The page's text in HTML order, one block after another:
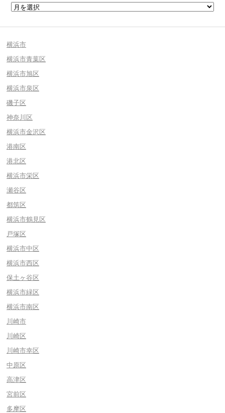
横浜市
横浜市青葉区
横浜市旭区
横浜市泉区
磯子区
神奈川区
横浜市金沢区
港南区
港北区
横浜市栄区
瀬谷区
都筑区
横浜市鶴見区
戸塚区
横浜市中区
横浜市西区
保土ヶ谷区
横浜市緑区
横浜市南区
川崎市
川崎区
川崎市幸区
中原区
高津区
宮前区
多摩区